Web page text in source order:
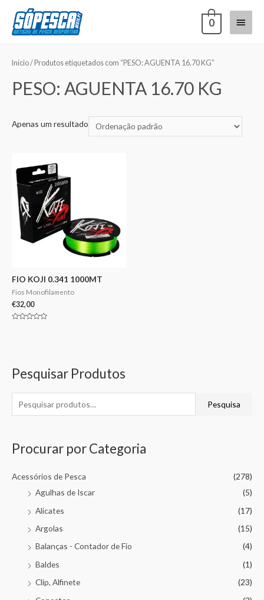
0
Pesquisar Produtos
Pesquisa
Procurar por Categoria
Acessórios de Pesca
(278)
Agulhas de Iscar
(5)
Alicates
(17)
Argolas
(15)
Balanças - Contador de Fio
(4)
Baldes
(1)
Clip, Alfinete
(23)
Início/ Produtos etiquetados com “PESO: AGUENTA 16.70 KG”
PESO: AGUENTA 16.70 KG
Apenas um resultado
FIO KOJI 0.341 1000MT
Fios Monofilamento
€32,00